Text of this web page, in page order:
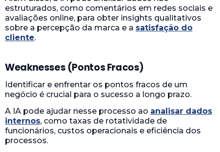
estruturados, como comentários em redes sociais e
avaliações online, para obter insights qualitativos
sobre a percepção da marca e a satisfação do
cliente.
Weaknesses (Pontos Fracos)
Identificar e enfrentar os pontos fracos de um
negócio é crucial para o sucesso a longo prazo.
A IA pode ajudar nesse processo ao analisar dados
internos, como taxas de rotatividade de
funcionários, custos operacionais e eficiência dos
processos.